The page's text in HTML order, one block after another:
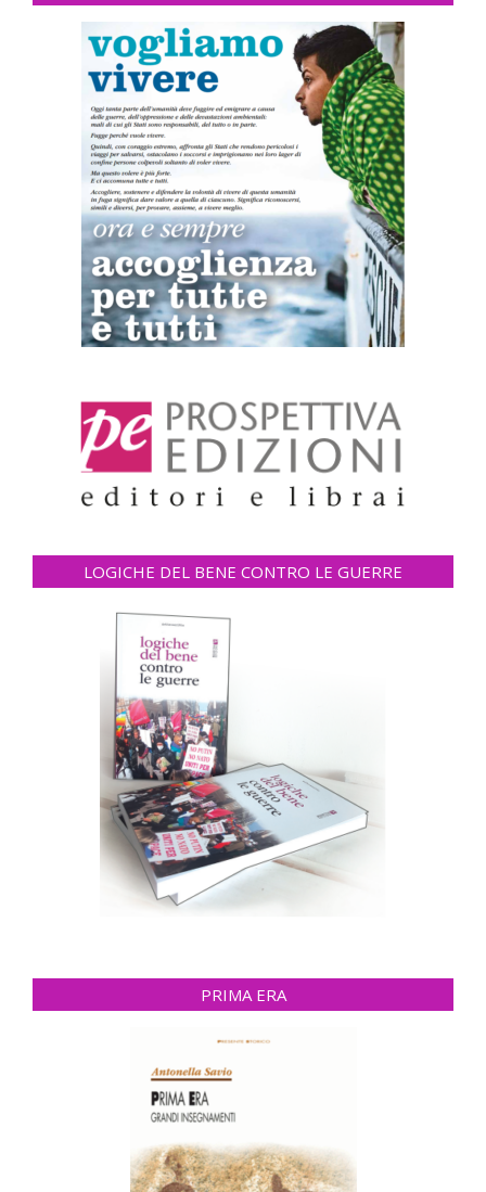
LOGICHE DEL BENE CONTRO LE GUERRE
PRIMA ERA